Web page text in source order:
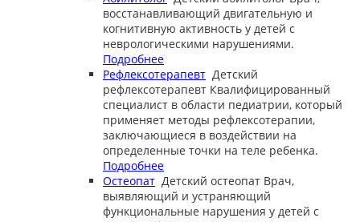
восстанавливающий двигательную и
когнитивную активность у детей с
неврологическими нарушениями.
Подробнее
Рефлексотерапевт Детский
рефлексотерапевт Квалифицированный
специалист в области педиатрии, который
применяет методы рефлексотерапии,
заключающиеся в воздействии на
определенные точки на теле ребенка.
Подробнее
Остеопат Детский остеопат Врач,
выявляющий и устраняющий
функциональные нарушения у детей с